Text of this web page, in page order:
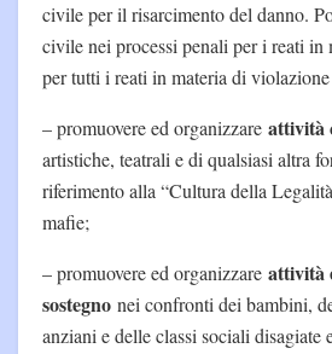
civile per il risarcimento del danno.
civile nei processi penali per i reati in
per tutti i reati in materia di
– promuovere ed organizzare attività
artistiche, teatrali e di qualsiasi altra
riferimento alla “Cultura della
mafie;
– promuovere ed organizzare attività
sostegno nei confronti dei bambini,
anziani e delle classi sociali disagiate